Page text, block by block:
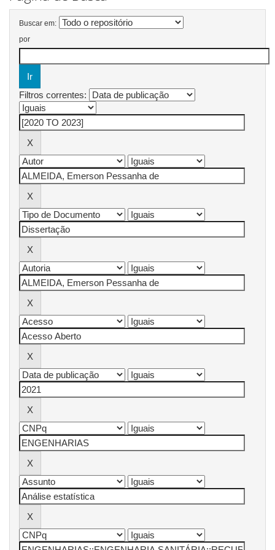
Buscar em:
por
Filtros correntes: